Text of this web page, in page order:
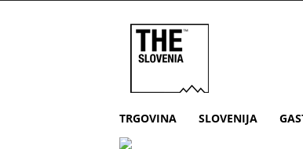
TRGOVINA SLOVENIJA